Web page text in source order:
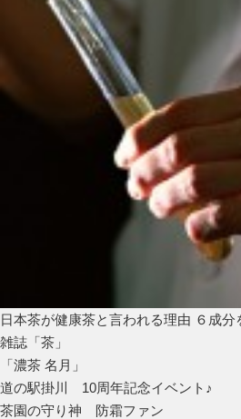
日本茶が健康茶と言われる理由 ６成分
雑誌「茶」
「濃茶 名月」
道の駅掛川 10周年記念イベント♪
茶園の守り神 防霜ファン